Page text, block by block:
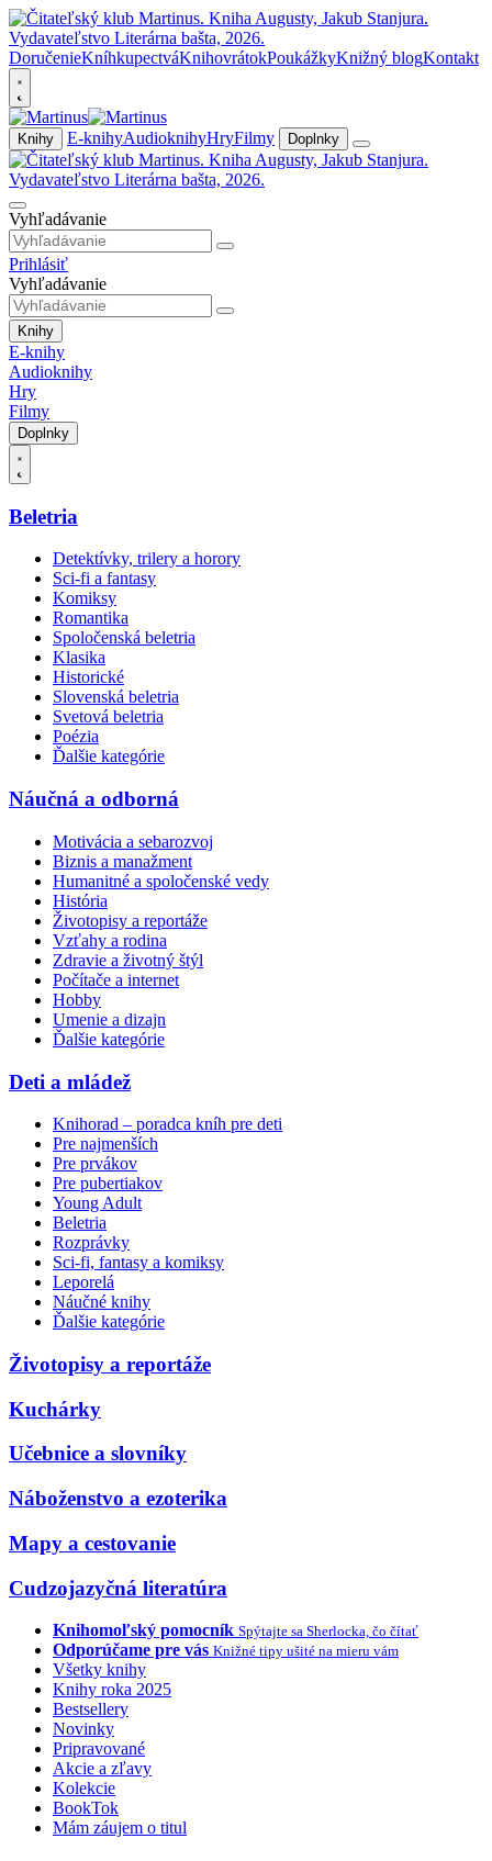
DoručenieKníhkupectváKnihovrátokPoukážkyKnižný blogKontakt
Knihy E-knihyAudioknihyHryFilmy Doplnky
Vyhľadávanie
Prihlásiť
Vyhľadávanie
Knihy
E-knihy
Audioknihy
Hry
Filmy
Doplnky
Beletria
Detektívky, trilery a horory
Sci-fi a fantasy
Komiksy
Romantika
Spoločenská beletria
Klasika
Historické
Slovenská beletria
Svetová beletria
Poézia
Ďalšie kategórie
Náučná a odborná
Motivácia a sebarozvoj
Biznis a manažment
Humanitné a spoločenské vedy
História
Životopisy a reportáže
Vzťahy a rodina
Zdravie a životný štýl
Počítače a internet
Hobby
Umenie a dizajn
Ďalšie kategórie
Deti a mládež
Knihorad – poradca kníh pre deti
Pre najmenších
Pre prvákov
Pre pubertiakov
Young Adult
Beletria
Rozprávky
Sci-fi, fantasy a komiksy
Leporelá
Náučné knihy
Ďalšie kategórie
Životopisy a reportáže
Kuchárky
Učebnice a slovníky
Náboženstvo a ezoterika
Mapy a cestovanie
Cudzojazyčná literatúra
Knihomoľský pomocník Spýtajte sa Sherlocka, čo čítať
Odporúčame pre vás Knižné tipy ušité na mieru vám
Všetky knihy
Knihy roka 2025
Bestsellery
Novinky
Pripravované
Akcie a zľavy
Kolekcie
BookTok
Mám záujem o titul